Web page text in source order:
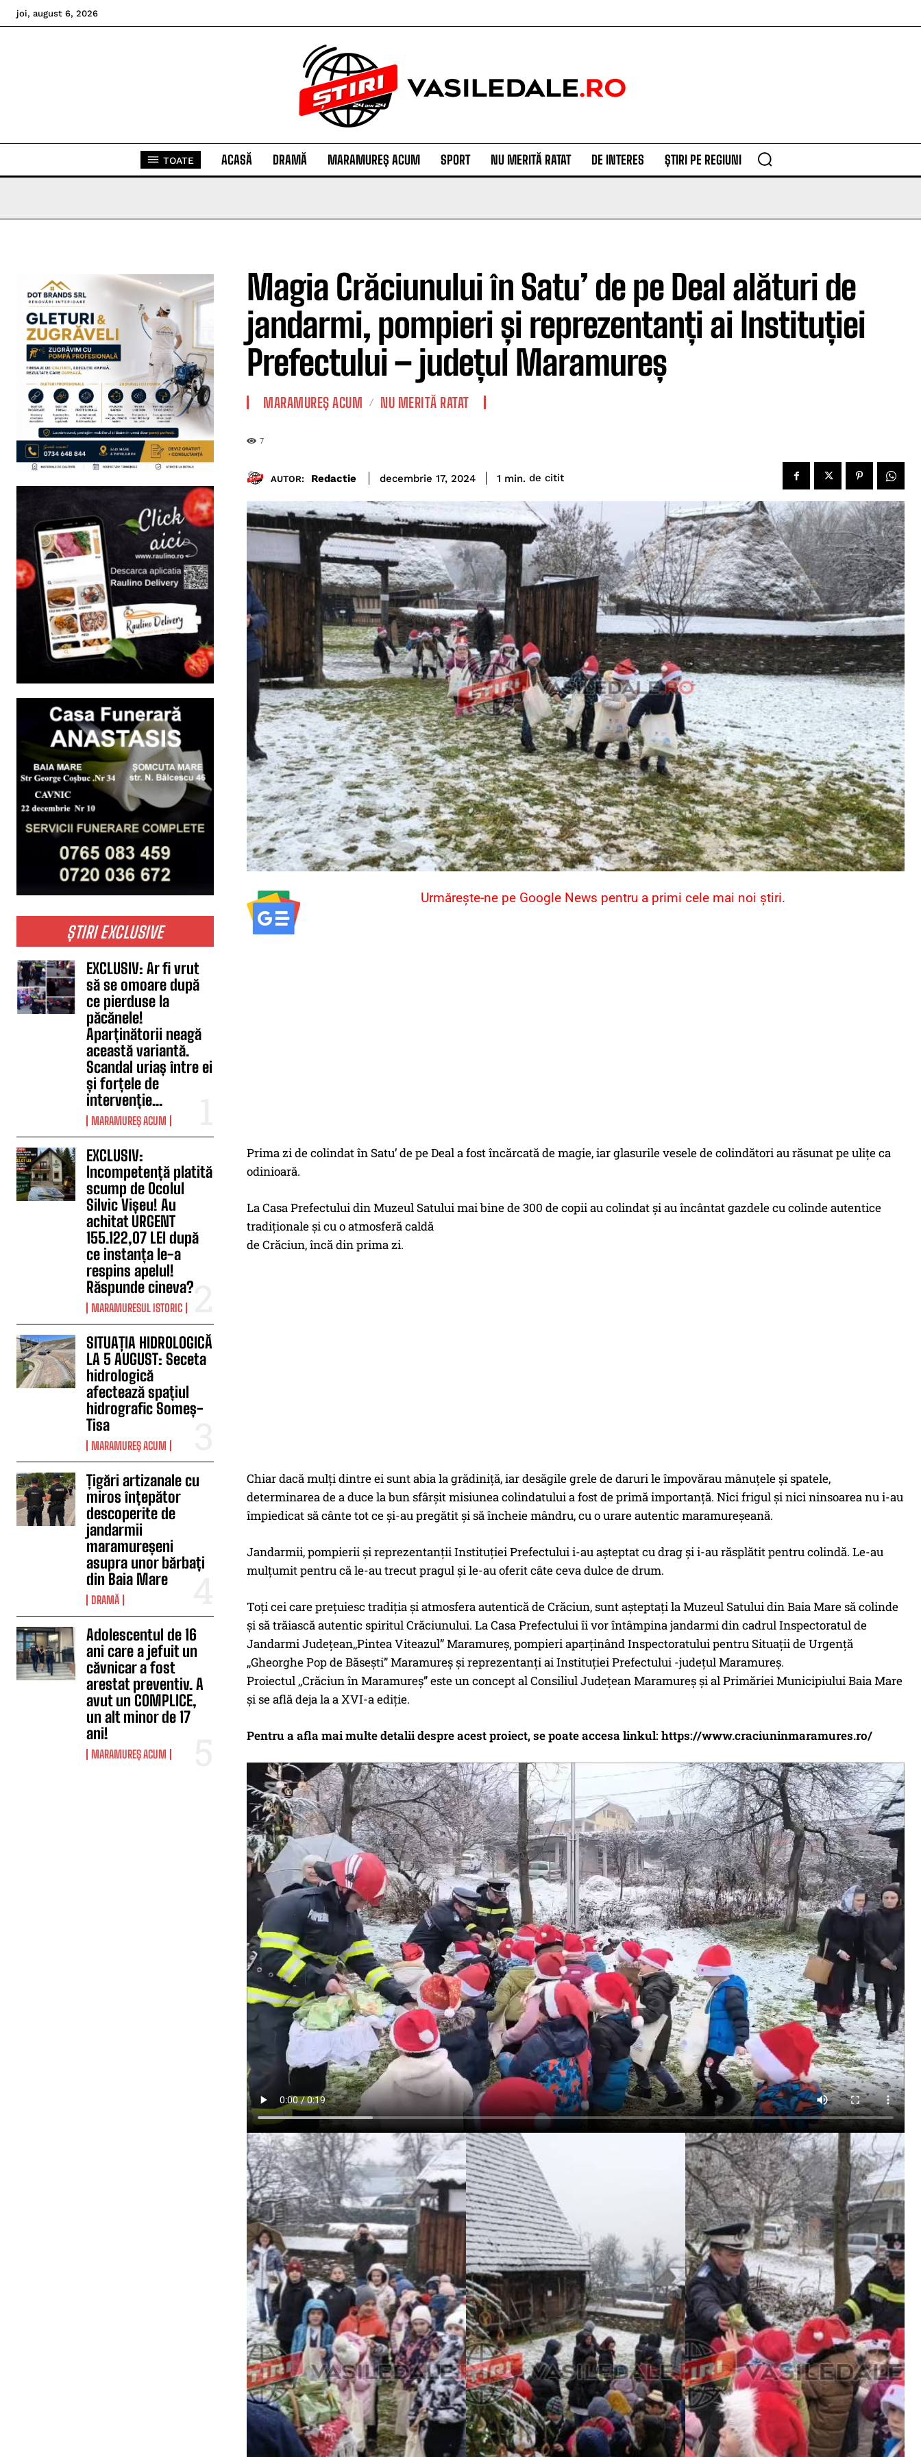
joi, august 6, 2026
TOATE ACASĂ DRAMĂ MARAMUREȘ ACUM SPORT NU MERITĂ RATAT DE INTERES ȘTIRI PE REGIUNI
ȘTIRI EXCLUSIVE
EXCLUSIV: Ar fi vrut
să se omoare după
ce pierduse la
păcănele!
Aparținătorii neagă
această variantă.
Scandal uriaș între ei
și forțele de
intervenție...
MARAMUREȘ ACUM
EXCLUSIV:
Incompetență platită
scump de Ocolul
Silvic Vișeu! Au
achitat URGENT
155.122,07 LEI după
ce instanța le-a
respins apelul!
Răspunde cineva?
MARAMURESUL ISTORIC
SITUAȚIA HIDROLOGICĂ
LA 5 AUGUST: Seceta
hidrologică
afectează spațiul
hidrografic Someș-
Tisa
MARAMUREȘ ACUM
Țigări artizanale cu
miros înțepător
descoperite de
jandarmii
maramureșeni
asupra unor bărbați
din Baia Mare
DRAMĂ
Adolescentul de 16
ani care a jefuit un
căvnicar a fost
arestat preventiv. A
avut un COMPLICE,
un alt minor de 17
ani!
MARAMUREȘ ACUM
Magia Crăciunului în Satu’ de pe Deal alături de
jandarmi, pompieri și reprezentanți ai Instituției
Prefectului – județul Maramureș
MARAMUREȘ ACUM NU MERITĂ RATAT
7
AUTOR: Redactie decembrie 17, 2024 1 min. de citit
Urmărește-ne pe Google News pentru a primi cele mai noi știri.
Prima zi de colindat în Satu’ de pe Deal a fost încărcată de magie, iar glasurile vesele de colindători au răsunat pe ulițe ca
odinioară.
La Casa Prefectului din Muzeul Satului mai bine de 300 de copii au colindat și au încântat gazdele cu colinde autentice
tradiționale și cu o atmosferă caldă
de Crăciun, încă din prima zi.
Chiar dacă mulți dintre ei sunt abia la grădiniță, iar desăgile grele de daruri le împovărau mânuțele și spatele,
determinarea de a duce la bun sfârșit misiunea colindatului a fost de primă importanță. Nici frigul și nici ninsoarea nu i-au
împiedicat să cânte tot ce și-au pregătit și să încheie mândru, cu o urare autentic maramureșeană.
Jandarmii, pompierii și reprezentanții Instituției Prefectului i-au așteptat cu drag și i-au răsplătit pentru colindă. Le-au
mulțumit pentru că le-au trecut pragul și le-au oferit câte ceva dulce de drum.
Toți cei care prețuiesc tradiția și atmosfera autentică de Crăciun, sunt așteptați la Muzeul Satului din Baia Mare să colinde
și să trăiască autentic spiritul Crăciunului. La Casa Prefectului îi vor întâmpina jandarmi din cadrul Inspectoratul de
Jandarmi Județean,,Pintea Viteazul” Maramureș, pompieri aparținând Inspectoratului pentru Situații de Urgență
,,Gheorghe Pop de Băsești” Maramureș și reprezentanți ai Instituției Prefectului -județul Maramureș.
Proiectul ,,Crăciun în Maramureș” este un concept al Consiliul Județean Maramureș și al Primăriei Municipiului Baia Mare
și se află deja la a XVI-a ediție.
Pentru a afla mai multe detalii despre acest proiect, se poate accesa linkul: https://www.craciuninmaramures.ro/